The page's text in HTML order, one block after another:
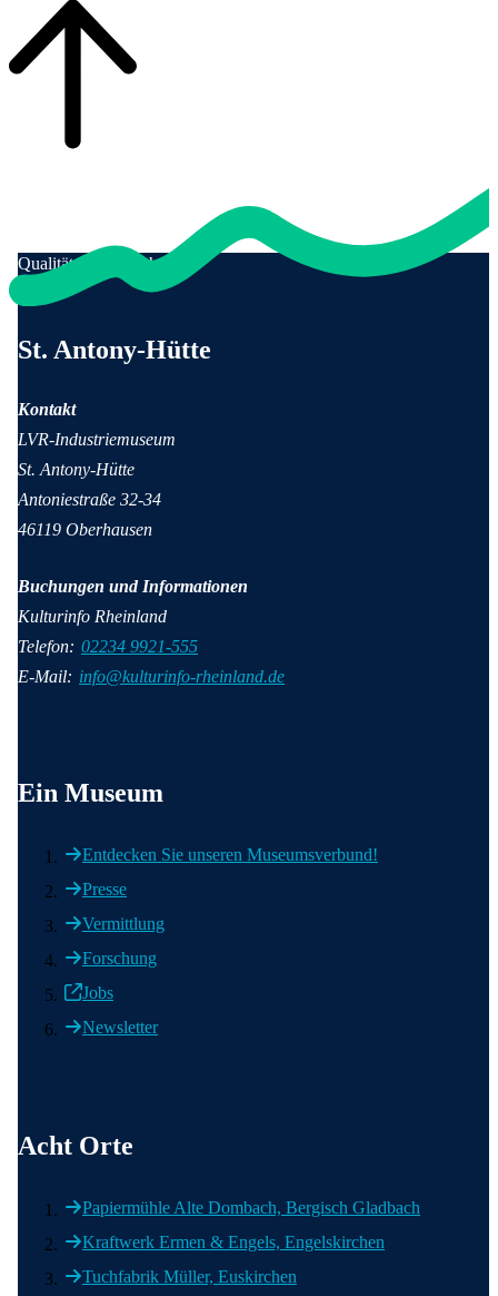
Qualität für Menschen
St. Antony-Hütte
Kontakt
LVR-Industriemuseum
St. Antony-Hütte
Antoniestraße 32-34
46119 Oberhausen
Buchungen und Informationen
Kulturinfo Rheinland
Telefon: 02234 9921-555
E-Mail: info@kulturinfo-rheinland.de
Ein Museum
Entdecken Sie unseren Museumsverbund!
Presse
Vermittlung
Forschung
Jobs
Newsletter
Acht Orte
Papiermühle Alte Dombach, Bergisch Gladbach
Kraftwerk Ermen & Engels, Engelskirchen
Tuchfabrik Müller, Euskirchen